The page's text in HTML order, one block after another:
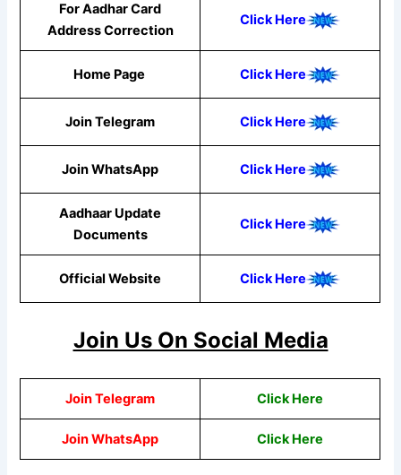
For Aadhar Card
Address Correction
Click Here
Home Page Click Here
Join Telegram Click Here
Join WhatsApp ClickHere
Aadhaar Update
Documents
Click Here
Official Website Click Here
Join Us On Social Media
Join Telegram Click Here
Join WhatsApp ClickHere